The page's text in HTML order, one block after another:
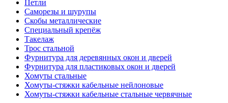
Петли
Саморезы и шурупы
Скобы металлические
Специальный крепёж
Такелаж
Трос стальной
Фурнитура для деревянных окон и дверей
Фурнитура для пластиковых окон и дверей
Хомуты стальные
Хомуты-стяжки кабельные нейлоновые
Хомуты-стяжки кабельные стальные червячные